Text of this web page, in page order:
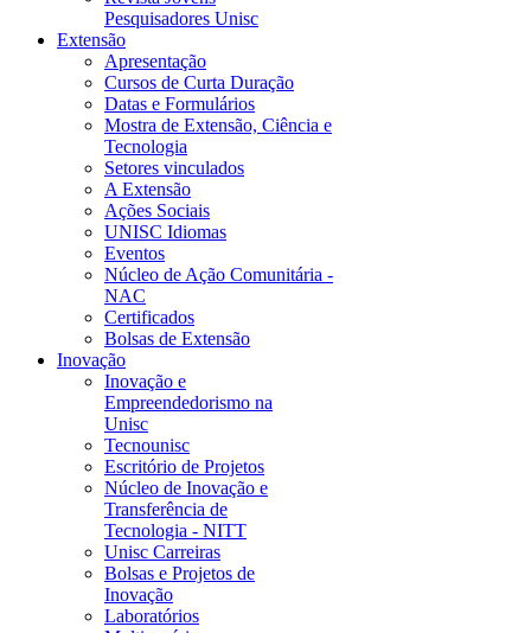
Pesquisadores Unisc
Extensão
Apresentação
Cursos de Curta Duração
Datas e Formulários
Mostra de Extensão, Ciência e
Tecnologia
Setores vinculados
A Extensão
Ações Sociais
UNISC Idiomas
Eventos
Núcleo de Ação Comunitária -
NAC
Certificados
Bolsas de Extensão
Inovação
Inovação e
Empreendedorismo na
Unisc
Tecnounisc
Escritório de Projetos
Núcleo de Inovação e
Transferência de
Tecnologia - NITT
Unisc Carreiras
Bolsas e Projetos de
Inovação
Laboratórios